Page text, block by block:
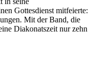
Gottesdienst mitfeierte:
Mit der Band, die
Diakonatszeit nur zehn